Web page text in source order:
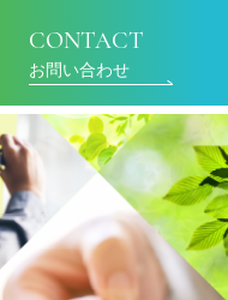
CONTACT
お問い合わせ